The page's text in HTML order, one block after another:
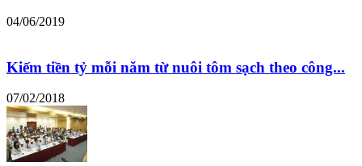
04/06/2019
Kiếm tiền tỷ mỗi năm từ nuôi tôm sạch theo công...
07/02/2018